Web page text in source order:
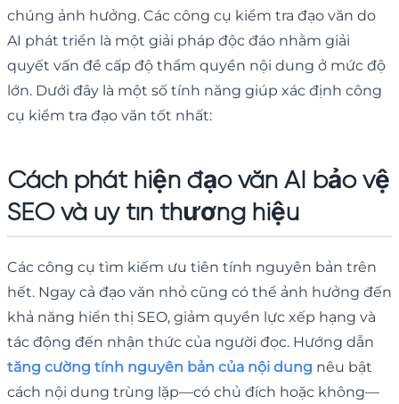
chúng ảnh hưởng. Các công cụ kiểm tra đạo văn do
AI phát triển là một giải pháp độc đáo nhằm giải
quyết vấn đề cấp độ thẩm quyền nội dung ở mức độ
lớn. Dưới đây là một số tính năng giúp xác định công
cụ kiểm tra đạo văn tốt nhất:
Cách phát hiện đạo văn AI bảo vệ
SEO và uy tín thương hiệu
Các công cụ tìm kiếm ưu tiên tính nguyên bản trên
hết. Ngay cả đạo văn nhỏ cũng có thể ảnh hưởng đến
khả năng hiển thị SEO, giảm quyền lực xếp hạng và
tác động đến nhận thức của người đọc. Hướng dẫn
tăng cường tính nguyên bản của nội dung nêu bật
cách nội dung trùng lặp—có chủ đích hoặc không—